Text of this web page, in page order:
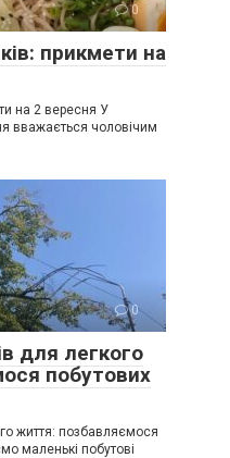
0
прикмети на
на 2 вересня У
вважається чоловічим
0
для легкого
побутових
життя: позбавляємося
маленькі побутові